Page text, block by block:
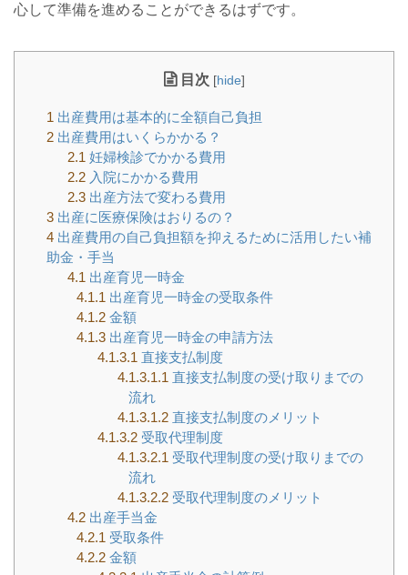
心して準備を進めることができるはずです。
目次 [hide]
1 出産費用は基本的に全額自己負担
2 出産費用はいくらかかる？
2.1 妊婦検診でかかる費用
2.2入院にかかる費用
2.3出産方法で変わる費用
3 出産に医療保険はおりるの？
4 出産費用の自己負担額を抑えるために活用したい補
助金・手当
4.1 出産育児一時金
4.1.1 出産育児一時金の受取条件
4.1.2 金額
4.1.3 出産育児一時金の申請方法
4.1.3.1 直接支払制度
4.1.3.1.1 直接支払制度の受け取りまでの
流れ
4.1.3.1.2 直接支払制度のメリット
4.1.3.2受取代理制度
4.1.3.2.1 受取代理制度の受け取りまでの
流れ
4.1.3.2.2 受取代理制度のメリット
4.2出産手当金
4.2.1 受取条件
4.2.2 金額